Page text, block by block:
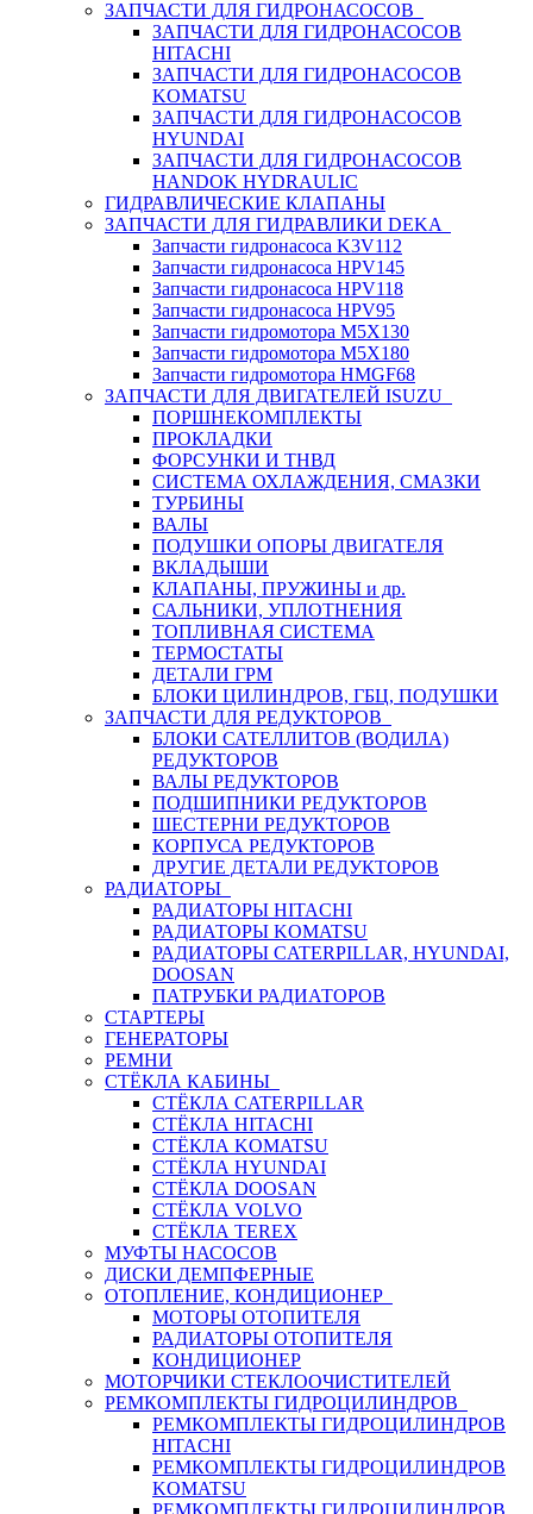
ЗАПЧАСТИ ДЛЯ ГИДРОНАСОСОВ
ЗАПЧАСТИ ДЛЯ ГИДРОНАСОСОВ
HITACHI
ЗАПЧАСТИ ДЛЯ ГИДРОНАСОСОВ
KOMATSU
ЗАПЧАСТИ ДЛЯ ГИДРОНАСОСОВ
HYUNDAI
ЗАПЧАСТИ ДЛЯ ГИДРОНАСОСОВ
HANDOK HYDRAULIC
ГИДРАВЛИЧЕСКИЕ КЛАПАНЫ
ЗАПЧАСТИ ДЛЯ ГИДРАВЛИКИ DEKA
Запчасти гидронасоса K3V112
Запчасти гидронасоса HPV145
Запчасти гидронасоса HPV118
Запчасти гидронасоса HPV95
Запчасти гидромотора M5X130
Запчасти гидромотора M5X180
Запчасти гидромотора HMGF68
ЗАПЧАСТИ ДЛЯ ДВИГАТЕЛЕЙ ISUZU
ПОРШНЕКОМПЛЕКТЫ
ПРОКЛАДКИ
ФОРСУНКИ И ТНВД
СИСТЕМА ОХЛАЖДЕНИЯ, СМАЗКИ
ТУРБИНЫ
ВАЛЫ
ПОДУШКИ ОПОРЫ ДВИГАТЕЛЯ
ВКЛАДЫШИ
КЛАПАНЫ, ПРУЖИНЫ и др.
САЛЬНИКИ, УПЛОТНЕНИЯ
ТОПЛИВНАЯ СИСТЕМА
ТЕРМОСТАТЫ
ДЕТАЛИ ГРМ
БЛОКИ ЦИЛИНДРОВ, ГБЦ, ПОДУШКИ
ЗАПЧАСТИ ДЛЯ РЕДУКТОРОВ
БЛОКИ САТЕЛЛИТОВ (ВОДИЛА)
РЕДУКТОРОВ
ВАЛЫ РЕДУКТОРОВ
ПОДШИПНИКИ РЕДУКТОРОВ
ШЕСТЕРНИ РЕДУКТОРОВ
КОРПУСА РЕДУКТОРОВ
ДРУГИЕ ДЕТАЛИ РЕДУКТОРОВ
РАДИАТОРЫ
РАДИАТОРЫ HITACHI
РАДИАТОРЫ KOMATSU
РАДИАТОРЫ CATERPILLAR, HYUNDAI,
DOOSAN
ПАТРУБКИ РАДИАТОРОВ
СТАРТЕРЫ
ГЕНЕРАТОРЫ
РЕМНИ
СТЁКЛА КАБИНЫ
СТЁКЛА CATERPILLAR
СТЁКЛА HITACHI
СТЁКЛА KOMATSU
СТЁКЛА HYUNDAI
СТЁКЛА DOOSAN
СТЁКЛА VOLVO
СТЁКЛА TEREX
МУФТЫ НАСОСОВ
ДИСКИ ДЕМПФЕРНЫЕ
ОТОПЛЕНИЕ, КОНДИЦИОНЕР
МОТОРЫ ОТОПИТЕЛЯ
РАДИАТОРЫ ОТОПИТЕЛЯ
КОНДИЦИОНЕР
МОТОРЧИКИ СТЕКЛООЧИСТИТЕЛЕЙ
РЕМКОМПЛЕКТЫ ГИДРОЦИЛИНДРОВ
РЕМКОМПЛЕКТЫ ГИДРОЦИЛИНДРОВ
HITACHI
РЕМКОМПЛЕКТЫ ГИДРОЦИЛИНДРОВ
KOMATSU
РЕМКОМПЛЕКТЫ ГИДРОЦИЛИНДРОВ